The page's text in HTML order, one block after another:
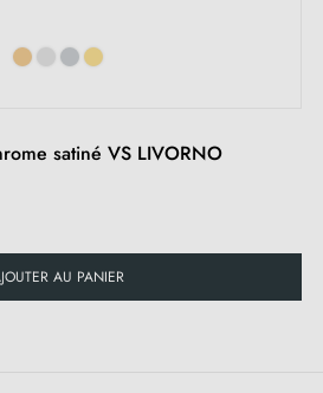
satiné VS LIVORNO
AU PANIER